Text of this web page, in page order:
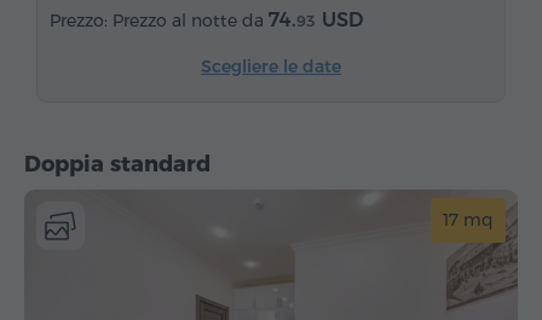
Ferro da stiro con asse (su richiesta)
Prezzo al notte da 74.93 USD
Scegliere le date
Doppia standard
17 mq